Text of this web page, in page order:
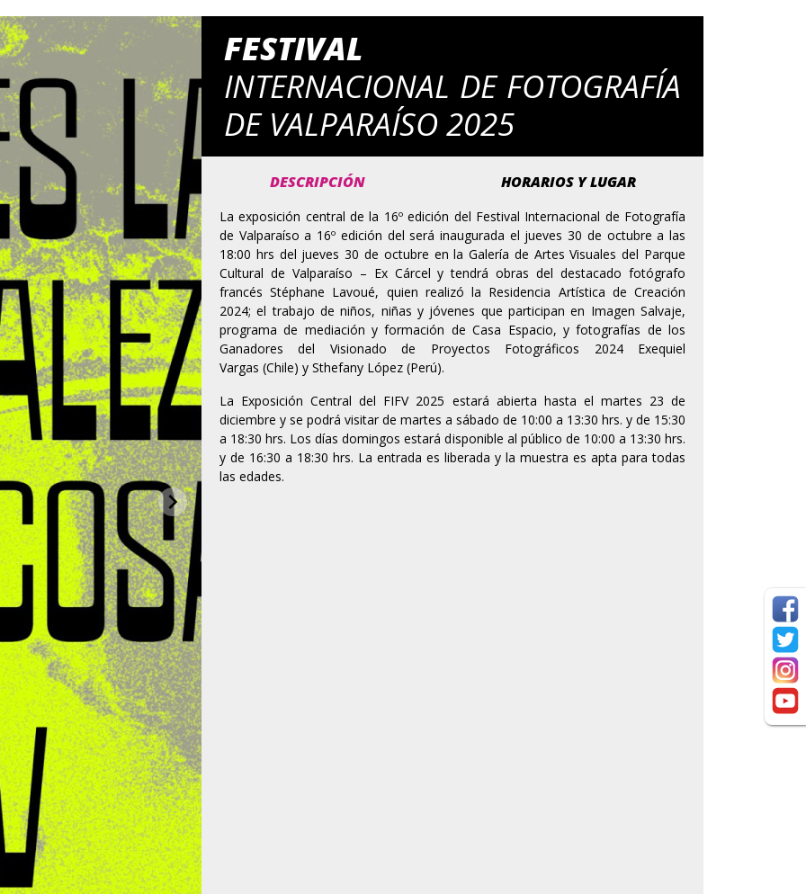
chevron_right
FESTIVAL
INTERNACIONAL DE FOTOGRAFÍA
DE VALPARAÍSO 2025
DESCRIPCIÓN HORARIOS Y LUGAR
La exposición central de la 16º edición del Festival Internacional de Fotografía
de Valparaíso a 16º edición del será inaugurada el jueves 30 de octubre a las
18:00 hrs del jueves 30 de octubre en la Galería de Artes Visuales del Parque
Cultural de Valparaíso – Ex Cárcel y tendrá obras del destacado fotógrafo
francés Stéphane Lavoué, quien realizó la Residencia Artística de Creación
2024; el trabajo de niños, niñas y jóvenes que participan en Imagen Salvaje,
programa de mediación y formación de Casa Espacio, y fotografías de los
Ganadores del Visionado de Proyectos Fotográficos 2024 Exequiel
Vargas (Chile) y Sthefany López (Perú).
La Exposición Central del FIFV 2025 estará abierta hasta el martes 23 de
diciembre y se podrá visitar de martes a sábado de 10:00 a 13:30 hrs. y de 15:30
a 18:30 hrs. Los días domingos estará disponible al público de 10:00 a 13:30 hrs.
y de 16:30 a 18:30 hrs. La entrada es liberada y la muestra es apta para todas
las edades.